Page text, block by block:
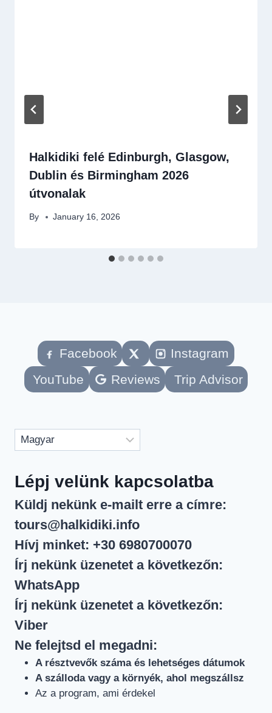
Halkidiki felé Edinburgh, Glasgow,
Dublin és Birmingham 2026
útvonalak
By January 16, 2026
Facebook
Instagram
YouTube
Reviews Trip Advisor
Nyelv
kiválasztása
Lépj velünk kapcsolatba
Küldj nekünk e-mailt erre a címre:
tours@halkidiki.info
Hívj minket: +30 6980700070
Írj nekünk üzenetet a következőn:
WhatsApp
Írj nekünk üzenetet a következőn:
Viber
Ne felejtsd el megadni:
A résztvevők száma és lehetséges dátumok
A szálloda vagy a környék, ahol megszállsz
Az a program, ami érdekel